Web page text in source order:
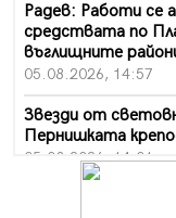
Радев: Работи се
средствата по
въглищните
05.08.2026, 14:57
Звезди от
Пернишката
05.08.2026, 14:01